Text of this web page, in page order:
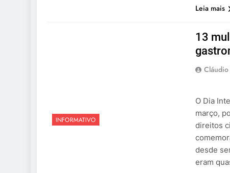
Leia mais
INFORMATIVO
13
O Dia
março,
direitos
desde
eram